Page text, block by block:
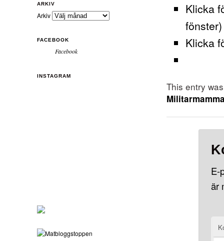
Klicka
fönster)
Klicka
This entry
E-
är
ARKIV
Arkiv
FACEBOOK
Facebook
INSTAGRAM